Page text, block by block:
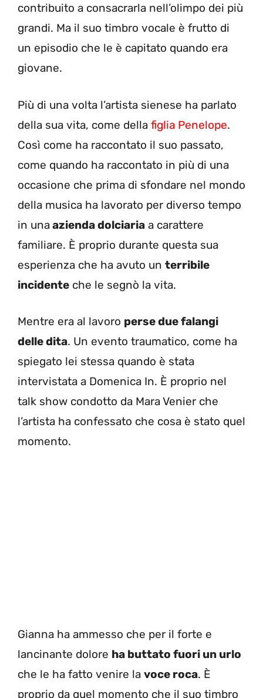
contribuito a consacrarla nell’olimpo dei più
grandi. Ma il suo timbro vocale è frutto di
un episodio che le è capitato quando era
giovane.
Più di una volta l’artista sienese ha parlato
della sua vita, come della figlia Penelope.
Così come ha raccontato il suo passato,
come quando ha raccontato in più di una
occasione che prima di sfondare nel mondo
della musica ha lavorato per diverso tempo
in unaazienda dolciaria a carattere
familiare. È proprio durante questa sua
esperienza che ha avuto un terribile
incidente che le segnò la vita.
Mentre era al lavoro perse due falangi
delle dita. Un evento traumatico, come ha
spiegato lei stessa quando è stata
intervistata a Domenica In. È proprio nel
talk show condotto da Mara Venier che
l’artista ha confessato che cosa è stato quel
momento.
Gianna ha ammesso che per il forte e
lancinante dolore ha buttato fuori un urlo
che le ha fatto venire la voce roca. È
proprio da quel momento che il suo timbro